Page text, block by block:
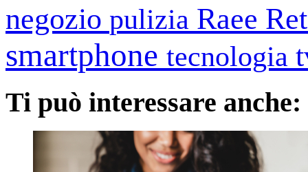
negozio pulizia Raee
smartphone tecnologia
Ti può interessare anche: